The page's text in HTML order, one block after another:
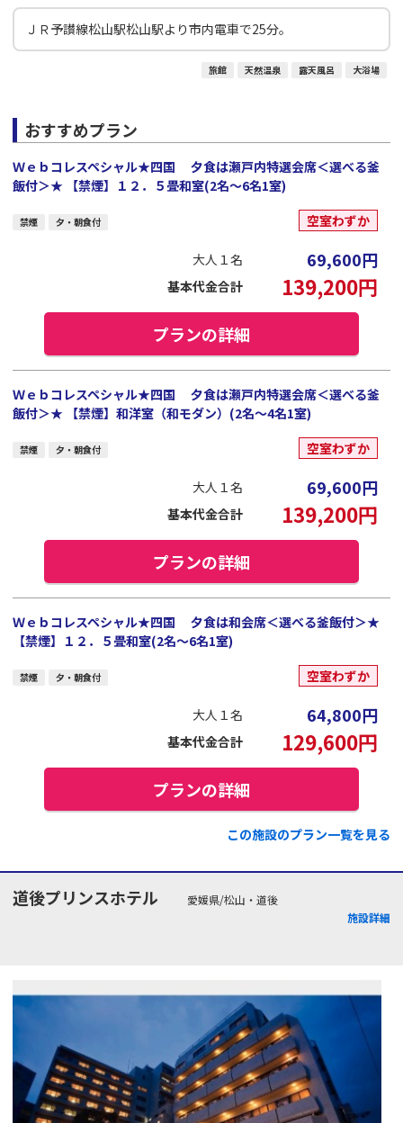
ＪＲ予讃線松山駅松山駅より市内電車で25分。
旅館 天然温泉 露天風呂 大浴場
おすすめプラン
Ｗｅｂコレスペシャル★四国 夕食は瀬戸内特選会席＜選べる釜
飯付＞★ 【禁煙】１２．５畳和室(2名～6名1室)
禁煙 夕・朝食付 空室わずか
大人１名 69,600円
基本代金合計 139,200円
プランの詳細
Ｗｅｂコレスペシャル★四国 夕食は瀬戸内特選会席＜選べる釜
飯付＞★ 【禁煙】和洋室（和モダン）(2名～4名1室)
禁煙 夕・朝食付 空室わずか
大人１名 69,600円
基本代金合計 139,200円
プランの詳細
Ｗｅｂコレスペシャル★四国 夕食は和会席＜選べる釜飯付＞★
【禁煙】１２．５畳和室(2名～6名1室)
禁煙 夕・朝食付 空室わずか
大人１名 64,800円
基本代金合計 129,600円
プランの詳細
この施設のプラン一覧を見る
道後プリンスホテル
愛媛県/松山・道後
施設詳細